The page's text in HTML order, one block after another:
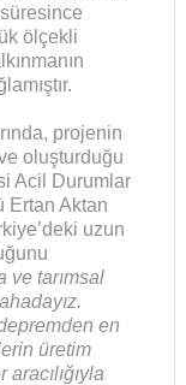
ölçekli
projenin
oluşturduğu
Acil Durumlar
Ertan Aktan
uzun
ve tarımsal
en
üretim